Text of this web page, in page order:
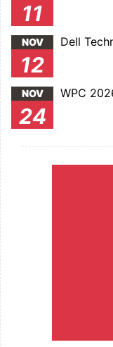
11
NOV
12
Dell
NOV
24
WPC